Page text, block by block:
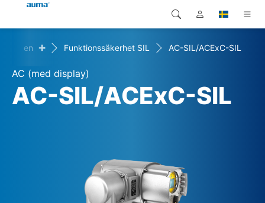
Produkter
Lösningar
Global
Europa
Sök
+ Funktionssäkerhet SIL AC-SIL/ACExC-SIL
AC (med display)
AC-SIL/ACExC-SIL